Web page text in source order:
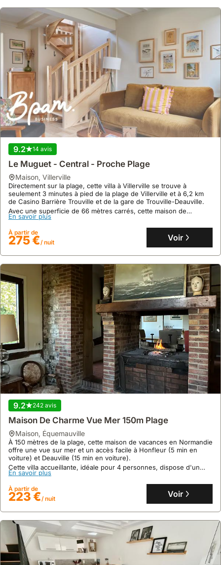
9.2 14 avis
Le Muguet - Central - Proche Plage
maison, Villerville
Directement sur la plage, cette villa à Villerville se trouve à
seulement 3 minutes à pied de la plage de Villerville et à 6,2 km
de Casino Barrière Trouville et de la gare de Trouville-Deauville.
Avec une superficie de 66 mètres carrés, cette maison de
vacances peut accueillir jusqu'à 9 personnes dans ses 3
chambres et 2 salles de bains, et propose une cuisine
entièrement équipée, une terrasse et un accès WiFi gratuit.
En savoir plus
À partir de
275 €/ nuit Voir
9.2 242 avis
Maison De Charme Vue Mer 150m Plage
maison, Équemauville
À 150 mètres de la plage, cette maison de vacances en Normandie
offre une vue sur mer et un accès facile à Honfleur (5 min en
voiture) et Deauville (15 min en voiture).
Cette villa accueillante, idéale pour 4 personnes, dispose d'un
grand jardin de 3000m² avec vergers, d'une cuisine équipée et
de jeux pour enfants, constituant une location de villa parfaite
pour les familles.
En savoir plus
À partir de
223 €/ nuit Voir